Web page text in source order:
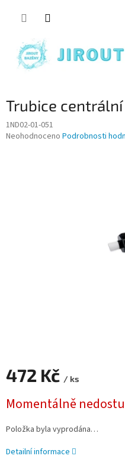
Trubice
1ND02-01-051
Průměrné hodnocení produktu je
Neohodnoceno Podrobnosti
472 Kč / ks
Momentálně
Položka byla vyprodána…
Detailní informace